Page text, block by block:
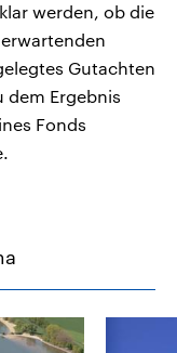
werden, ob die
Gutachten
dem Ergebnis
Fonds